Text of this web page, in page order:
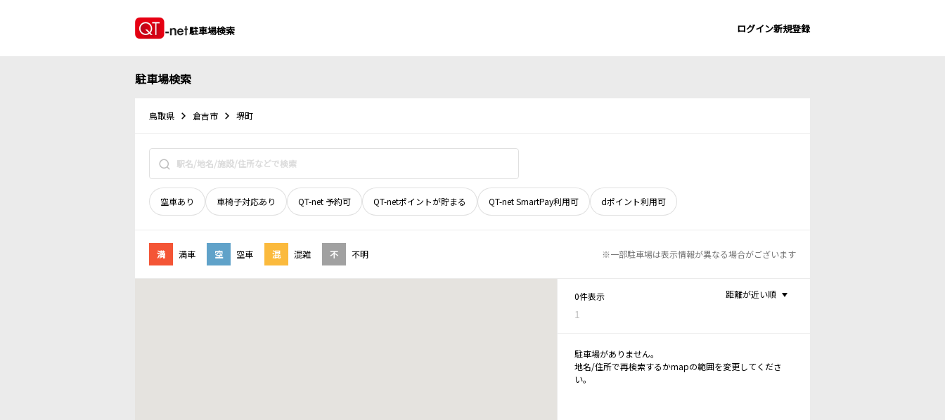
駐車場検索 ログイン新規登録
駐車場検索
鳥取県 倉吉市 堺町
空車あり 車椅子対応あり QT-net 予約可 QT-netポイントが貯まる QT-net SmartPay利用可 dポイント利用可
満 満車 空 空車 混 混雑 不 不明 ※一部駐車場は表示情報が異なる場合がございます
0件表示
1
距離が近い順
駐車場がありません。
地名/住所で再検索するかmapの範囲を変更してくださ
い。